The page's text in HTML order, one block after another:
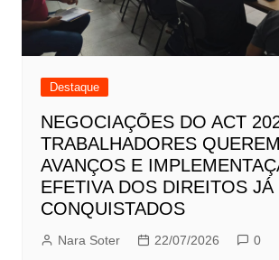
Destaque
NEGOCIAÇÕES DO ACT
TRABALHADORES QUEREM
AVANÇOS E
EFETIVA DOS DIREITOS JÁ
CONQUISTADOS
Nara Soter 22/07/2026 0